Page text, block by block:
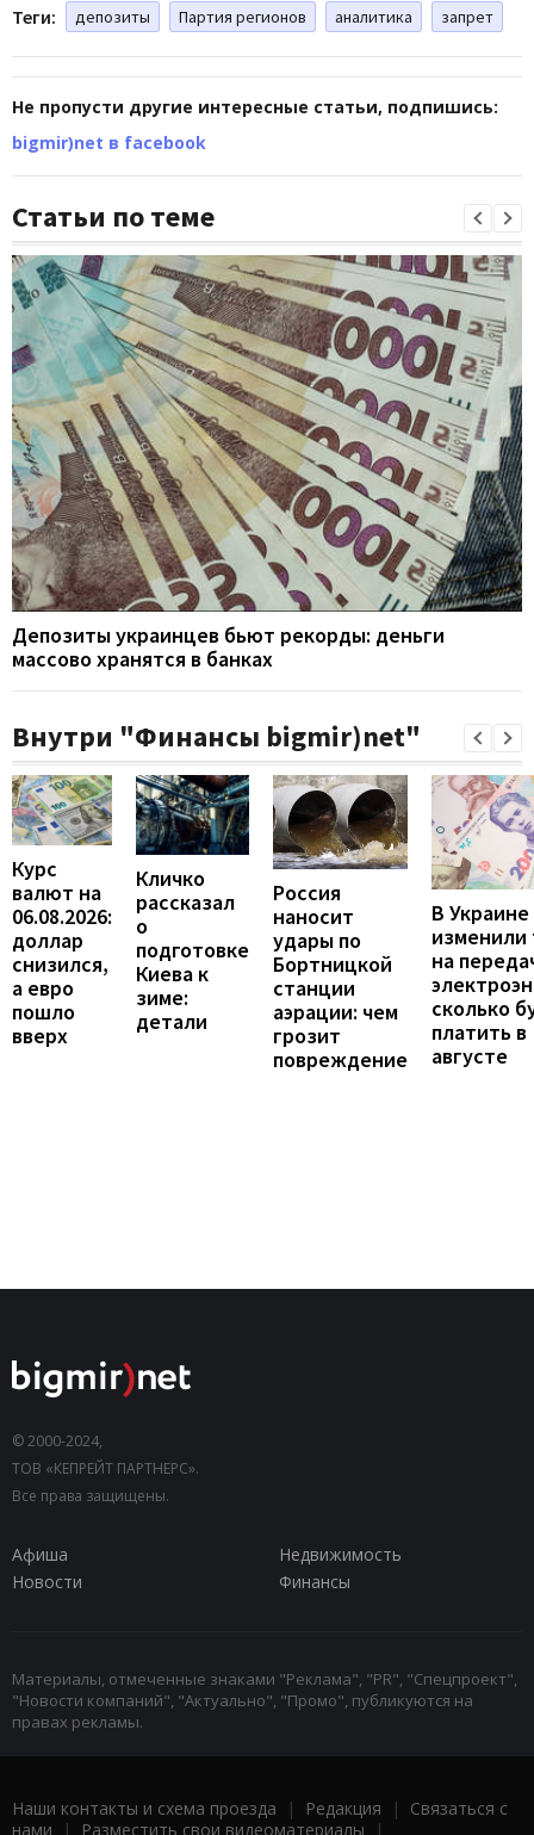
Теги: депозиты Партия регионов аналитика запрет
Не пропусти другие интересные статьи, подпишись:
bigmir)net в facebook
Статьи по теме
Депозиты украинцев бьют рекорды: деньги
массово хранятся в банках
Внутри "Финансы bigmir)net"
Курс
валют на
06.08.2026:
доллар
снизился,
а евро
пошло
вверх
Кличко
рассказал
о
подготовке
Киева к
зиме:
детали
Россия
наносит
удары по
Бортницкой
станции
аэрации: чем
грозит
повреждение
В Украине
на
сколько
платить в
августе
© 2000-2024,
ТОВ «КЕПРЕЙТ ПАРТНЕРС».
Все права защищены.
Афиша
Недвижимость
Новости
Финансы
Материалы, отмеченные знаками "Реклама", "PR", "Спецпроект",
"Новости компаний", "Актуально", "Промо", публикуются на
правах рекламы.
Наши контакты и схема проезда | Редакция | Связаться с
нами | Разместить свои видеоматериалы |